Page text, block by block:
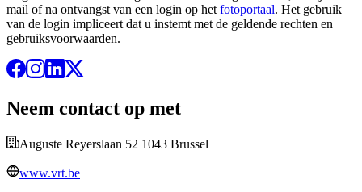
mail of na ontvangst van een login op het fotoportaal. Het gebruik
van de login impliceert dat u instemt met de geldende rechten en
gebruiksvoorwaarden.
Neem contact op met
Auguste Reyerslaan 52 1043 Brussel
www.vrt.be